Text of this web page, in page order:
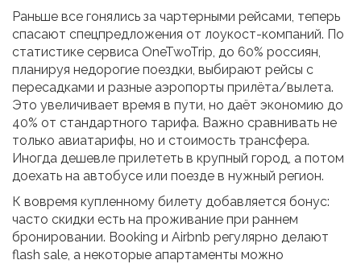
Раньше все гонялись за чартерными рейсами, теперь
спасают спецпредложения от лоукост-компаний. По
статистике сервиса OneTwoTrip, до 60% россиян,
планируя недорогие поездки, выбирают рейсы с
пересадками и разные аэропорты прилёта/вылета.
Это увеличивает время в пути, но даёт экономию до
40% от стандартного тарифа. Важно сравнивать не
только авиатарифы, но и стоимость трансфера.
Иногда дешевле прилететь в крупный город, а потом
доехать на автобусе или поезде в нужный регион.
К вовремя купленному билету добавляется бонус:
часто скидки есть на проживание при раннем
бронировании. Booking и Airbnb регулярно делают
flash sale, а некоторые апартаменты можно